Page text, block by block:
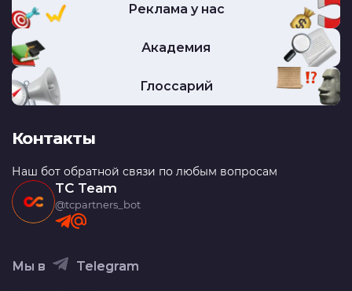
Реклама у нас
Академия
Глоссарий
Контакты
Наш бот обратной связи по любым вопросам
TC Team
@tcpartners_bot
Мы в Telegram